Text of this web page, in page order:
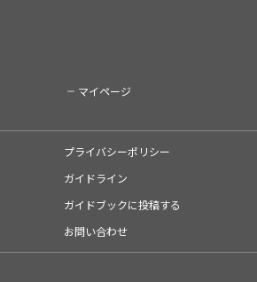
マイページ
プライバシーポリシー
ガイドライン
ガイドブックに投稿する
お問い合わせ